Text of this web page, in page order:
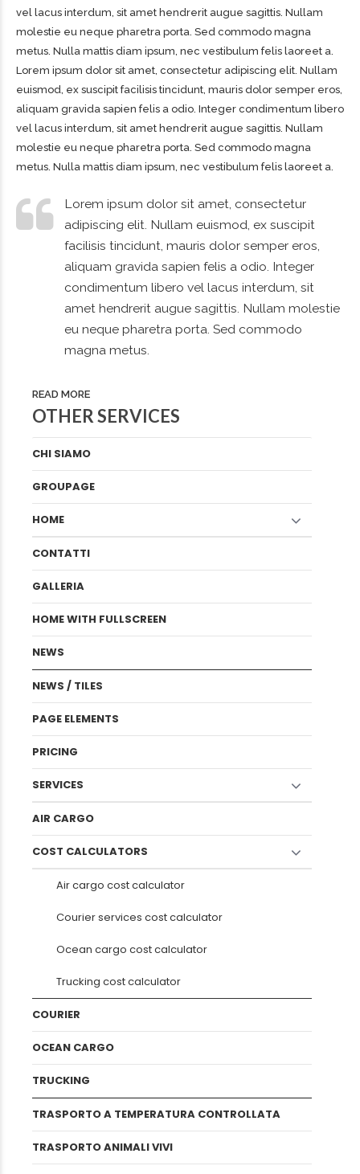
vel lacus interdum, sit amet hendrerit augue sagittis. Nullam
molestie eu neque pharetra porta. Sed commodo magna
metus. Nulla mattis diam ipsum, nec vestibulum felis laoreet a.
Lorem ipsum dolor sit amet, consectetur adipiscing elit. Nullam
euismod, ex suscipit facilisis tincidunt, mauris dolor semper eros,
aliquam gravida sapien felis a odio. Integer condimentum libero
vel lacus interdum, sit amet hendrerit augue sagittis. Nullam
molestie eu neque pharetra porta. Sed commodo magna
metus. Nulla mattis diam ipsum, nec vestibulum felis laoreet a.
Lorem ipsum dolor sit amet, consectetur
adipiscing elit. Nullam euismod, ex suscipit
facilisis tincidunt, mauris dolor semper eros,
aliquam gravida sapien felis a odio. Integer
condimentum libero vel lacus interdum, sit
amet hendrerit augue sagittis. Nullam molestie
eu neque pharetra porta. Sed commodo
magna metus.
READ MORE
OTHER SERVICES
CHI SIAMO
GROUPAGE
HOME
CONTATTI
GALLERIA
HOME WITH FULLSCREEN
NEWS
NEWS / TILES
PAGE ELEMENTS
PRICING
SERVICES
AIR CARGO
COST CALCULATORS
Air cargo cost calculator
Courier services cost calculator
Ocean cargo cost calculator
Trucking cost calculator
COURIER
OCEAN CARGO
TRUCKING
TRASPORTO A TEMPERATURA CONTROLLATA
TRASPORTO ANIMALI VIVI